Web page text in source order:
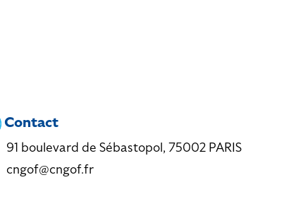
Contact
91 boulevard de Sébastopol, 75002 PARIS
cngof@cngof.fr